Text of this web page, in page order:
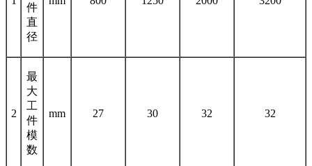
件
直
径
2
最
大
工
件
模
数
mm 27 30 32 32